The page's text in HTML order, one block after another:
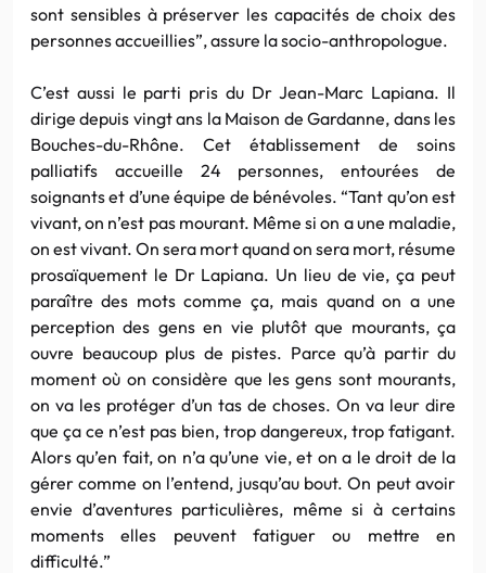
sont sensibles à préserver les capacités de choix des
personnes accueillies”, assure la socio-anthropologue.
C’est aussi le parti pris du Dr Jean-Marc Lapiana. Il
dirige depuis vingt ans la Maison de Gardanne, dans les
Bouches-du-Rhône. Cet établissement de soins
palliatifs accueille 24 personnes, entourées de
soignants et d’une équipe de bénévoles. “Tant qu’on est
vivant, on n’est pas mourant. Même si on a une maladie,
on est vivant. On sera mort quand on sera mort, résume
prosaïquement le Dr Lapiana. Un lieu de vie, ça peut
paraître des mots comme ça, mais quand on a une
perception des gens en vie plutôt que mourants, ça
ouvre beaucoup plus de pistes. Parce qu’à partir du
moment où on considère que les gens sont mourants,
on va les protéger d’un tas de choses. On va leur dire
que ça ce n’est pas bien, trop dangereux, trop fatigant.
Alors qu’en fait, on n’a qu’une vie, et on a le droit de la
gérer comme on l’entend, jusqu’au bout. On peut avoir
envie d’aventures particulières, même si à certains
moments elles peuvent fatiguer ou mettre en
difficulté.”